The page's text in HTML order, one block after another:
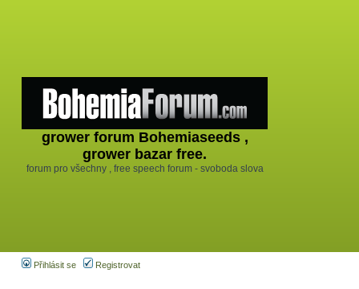
grower forum Bohemiaseeds ,
grower bazar free.
forum pro všechny , free speech forum - svoboda slova
Přihlásit se Registrovat